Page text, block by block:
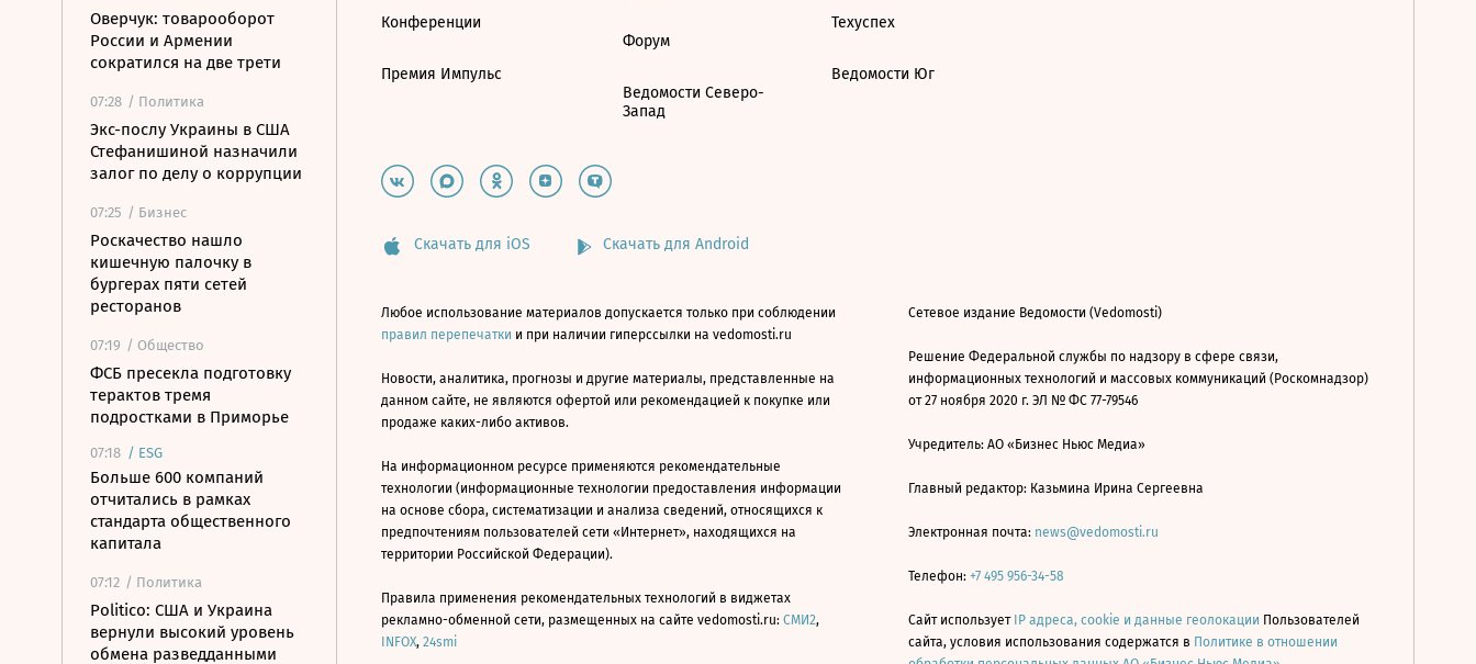
Оверчук: товарооборот
России и Армении
сократился на две трети
07:28 / Политика
Экс-послу Украины в США
Стефанишиной назначили
залог по делу о коррупции
07:25 / Бизнес
Роскачество нашло
кишечную палочку в
бургерах пяти сетей
ресторанов
07:19 / Общество
ФСБ пресекла подготовку
терактов тремя
подростками в Приморье
07:18 / ESG
Больше 600 компаний
отчитались в рамках
стандарта общественного
капитала
07:12 / Политика
Politico: США и Украина
вернули высокий уровень
обмена разведданными
Конференции
Премия Импульс
Форум
Ведомости Северо-
Запад
Техуспех
Ведомости Юг
Скачать для iOS Скачать для Android
Любое использование материалов допускается только при соблюдении
правил перепечатки и при наличии гиперссылки на vedomosti.ru
Новости, аналитика, прогнозы и другие материалы, представленные на
данном сайте, не являются офертой или рекомендацией к покупке или
продаже каких-либо активов.
На информационном ресурсе применяются рекомендательные
технологии (информационные технологии предоставления информации
на основе сбора, систематизации и анализа сведений, относящихся к
предпочтениям пользователей сети «Интернет», находящихся на
территории Российской Федерации).
Правила применения рекомендательных технологий в виджетах
рекламно-обменной сети, размещенных на сайте vedomosti.ru: СМИ2,
INFOX, 24smi
Сетевое издание Ведомости (Vedomosti)
Решение Федеральной службы по надзору в сфере связи,
информационных технологий и массовых коммуникаций (Роскомнадзор)
от 27 ноября 2020 г. ЭЛ № ФС 77-79546
Учредитель: АО «Бизнес Ньюс Медиа»
Главный редактор: Казьмина Ирина Сергеевна
Электронная почта: news@vedomosti.ru
Телефон: +7 495 956-34-58
Сайт использует IP адреса, cookie и данные геолокации Пользователей
сайта, условия использования содержатся в Политике в отношении